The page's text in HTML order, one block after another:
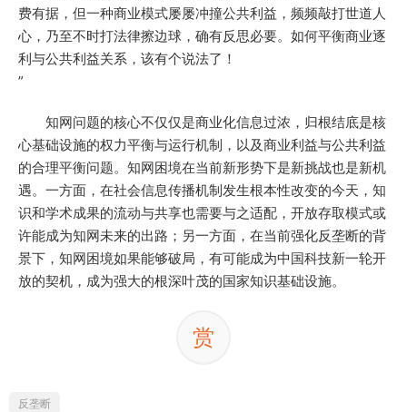
费有据，但一种商业模式屡屡冲撞公共利益，频频敲打世道人
心，乃至不时打法律擦边球，确有反思必要。如何平衡商业逐
利与公共利益关系，该有个说法了！
”
知网问题的核心不仅仅是商业化信息过浓，归根结底是核
心基础设施的权力平衡与运行机制，以及商业利益与公共利益
的合理平衡问题。知网困境在当前新形势下是新挑战也是新机
遇。一方面，在社会信息传播机制发生根本性改变的今天，知
识和学术成果的流动与共享也需要与之适配，开放存取模式或
许能成为知网未来的出路；另一方面，在当前强化反垄断的背
景下，知网困境如果能够破局，有可能成为中国科技新一轮开
放的契机，成为强大的根深叶茂的国家知识基础设施。
赏
反垄断